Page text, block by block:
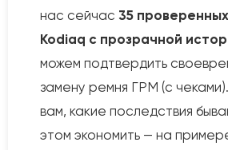
нас сейчас 35
Kodiaq с прозрачной
можем подтвердить
замену ремня ГРМ (с
вам, какие последствия
этом экономить — на